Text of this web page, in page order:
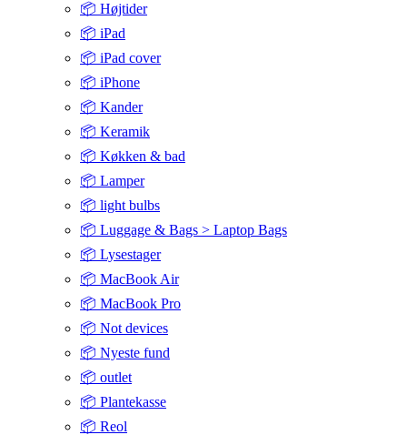
📦 Højtider
📦 iPad
📦 iPad cover
📦 iPhone
📦 Kander
📦 Keramik
📦 Køkken & bad
📦 Lamper
📦 light bulbs
📦 Luggage & Bags > Laptop Bags
📦 Lysestager
📦 MacBook Air
📦 MacBook Pro
📦 Not devices
📦 Nyeste fund
📦 outlet
📦 Plantekasse
📦 Reol